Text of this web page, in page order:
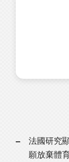
法國研究
願放棄體